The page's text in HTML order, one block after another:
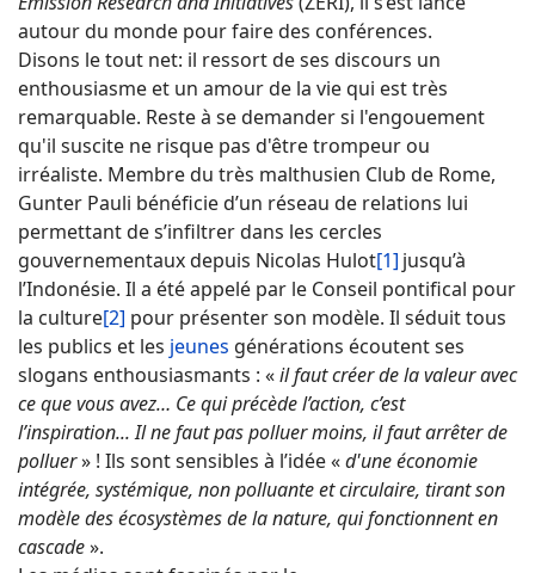
autour du monde pour faire des conférences.
Disons le tout net: il ressort de ses discours un
enthousiasme et un amour de la vie qui est très
remarquable. Reste à se demander si l'engouement
qu'il suscite ne risque pas d'être trompeur ou
irréaliste. Membre du très malthusien Club de Rome,
Gunter Pauli bénéficie d’un réseau de relations lui
permettant de s’infiltrer dans les cercles
gouvernementaux depuis Nicolas Hulot[1] jusqu’à
l’Indonésie. Il a été appelé par le Conseil pontifical pour
la culture[2] pour présenter son modèle. Il séduit tous
les publics et les jeunes générations écoutent ses
slogans enthousiasmants : «il faut créer de la valeur avec
ce que vous avez… Ce qui précède l’action, c’est
l’inspiration... Il ne faut pas polluer moins, il faut arrêter de
polluer» ! Ils sont sensibles à l’idée «d'une économie
intégrée, systémique, non polluante et circulaire, tirant son
modèle des écosystèmes de la nature, qui fonctionnent en
cascade».